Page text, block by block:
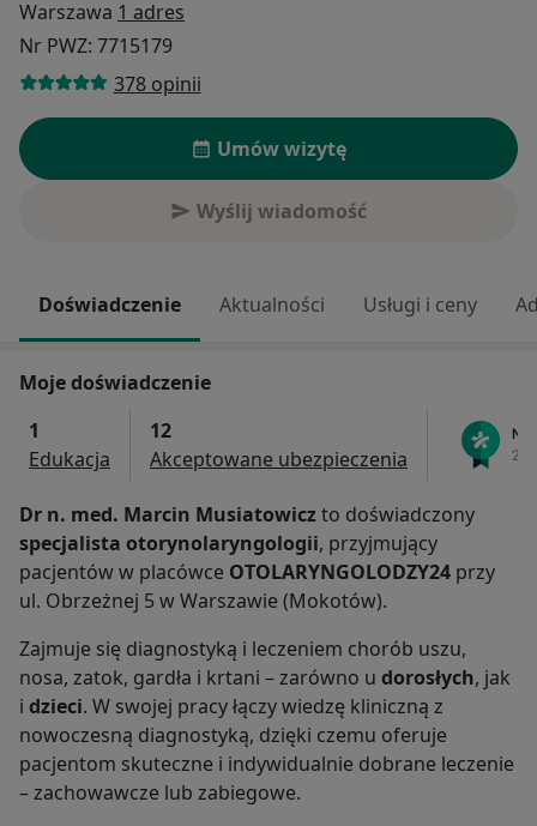
Warszawa 1 adres
Nr PWZ: 7715179
378 opinii
Umów wizytę
Wyślij wiadomość
Doświadczenie Aktualności Usługi i ceny
Moje doświadczenie
1
Edukacja
12
Akceptowane ubezpieczenia
Dr n. med. Marcin Musiatowiczto doświadczony
specjalista otorynolaryngologii, przyjmujący
pacjentów w placówce OTOLARYNGOLODZY24 przy
ul. Obrzeżnej 5 w Warszawie (Mokotów).
Zajmuje się diagnostyką i leczeniem chorób uszu,
nosa, zatok, gardła i krtani – zarówno u dorosłych, jak
i dzieci. W swojej pracy łączy wiedzę kliniczną z
nowoczesną diagnostyką, dzięki czemu oferuje
pacjentom skuteczne i indywidualnie dobrane leczenie
– zachowawcze lub zabiegowe.